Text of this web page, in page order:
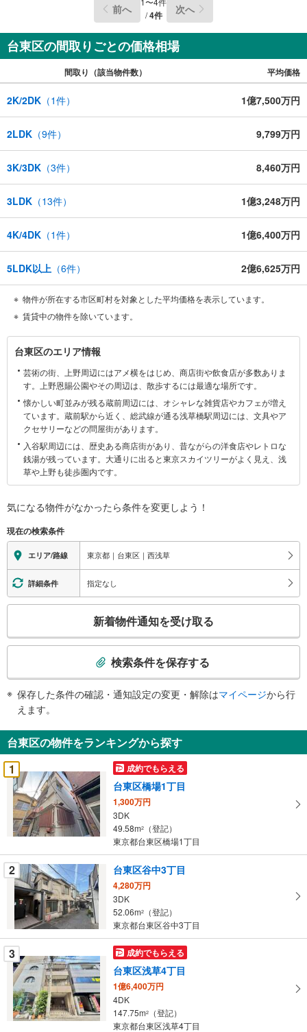
前へ
/4件 次へ
台東区の間取りごとの価格相場
間取り（該当物件数） 平均価格
2K/2DK （1件） 1億7,500万円
2LDK （9件） 9,799万円
3K/3DK （3件） 8,460万円
3LDK （13件） 1億3,248万円
4K/4DK （1件） 1億6,400万円
5LDK以上 （6件） 2億6,625万円
物件が所在する市区町村を対象とした平均価格を表示しています。
賃貸中の物件を除いています。
台
東
区
に
関
す
情
報
台東区のエリア情報
芸術の街、上野周辺にはアメ横をはじめ、商店街や飲食店が多数ありま
す。上野恩賜公園やその周辺は、散歩するには最適な場所です。
懐かしい町並みが残る蔵前周辺には、オシャレな雑貨店やカフェが増え
ています。蔵前駅から近く、総武線が通る浅草橋駅周辺には、文具やア
クセサリーなどの問屋街があります。
入谷駅周辺には、歴史ある商店街があり、昔ながらの洋食店やレトロな
銭湯が残っています。大通りに出ると東京スカイツリーがよく見え、浅
草や上野も徒歩圏内です。
気になる物件がなかったら条件を変更しよう！
現在の検索条件
エリア/路線 東京都｜台東区｜西浅草
詳細条件 指定なし
検
知
を
受
け
取
る
・
条
件
を
マ
イ
ー
ジ
に
保
存
す
る
新着物件通知を受け取る
検索条件を保存する
保存した条件の確認・通知設定の変更・解除はマイページから行
えます。
台東区の物件をランキングから探す
1
成約でもらえる
台東区橋場1丁目
1,300万円
3DK
49.58m2
（登記）
東京都台東区橋場1丁目
2 台東区谷中3丁目
4,280万円
3DK
52.06m2
（登記）
東京都台東区谷中3丁目
3 成約でもらえる
台東区浅草4丁目
1億6,400万円
4DK
147.75m2
（登記）
東京都台東区浅草4丁目